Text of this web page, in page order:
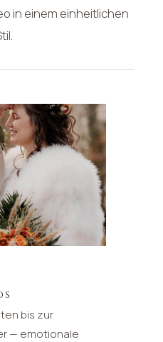
in einem einheitlichen
bis zur
— emotionale